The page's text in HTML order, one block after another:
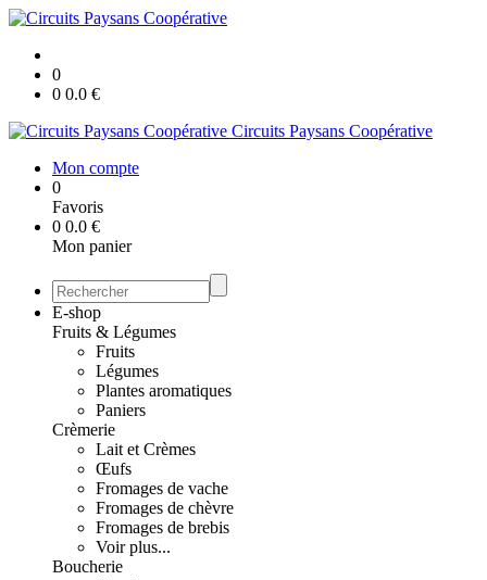
0
0 0.0 €
Circuits Paysans Coopérative
Mon compte
0
Favoris
0 0.0 €
Mon panier
E-shop
Fruits & Légumes
Fruits
Légumes
Plantes aromatiques
Paniers
Crèmerie
Lait et Crèmes
Œufs
Fromages de vache
Fromages de chèvre
Fromages de brebis
Voir plus...
Boucherie